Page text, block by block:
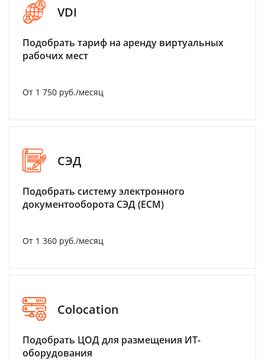
VDI
Подобрать тариф на аренду виртуальных
рабочих мест
От 1 750 руб./месяц
СЭД
Подобрать систему электронного
документооборота СЭД (ECM)
От 1 360 руб./месяц
Colocation
Подобрать ЦОД для размещения ИТ-
оборудования